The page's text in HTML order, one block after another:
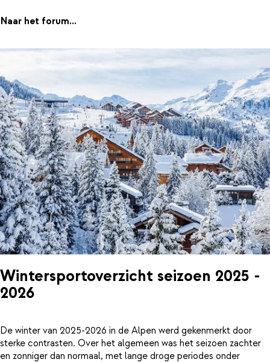
Naar het forum...
Wintersportoverzicht seizoen 2025 -
2026
De winter van 2025-2026 in de Alpen werd gekenmerkt door
sterke contrasten. Over het algemeen was het seizoen zachter
en zonniger dan normaal, met lange droge periodes onder